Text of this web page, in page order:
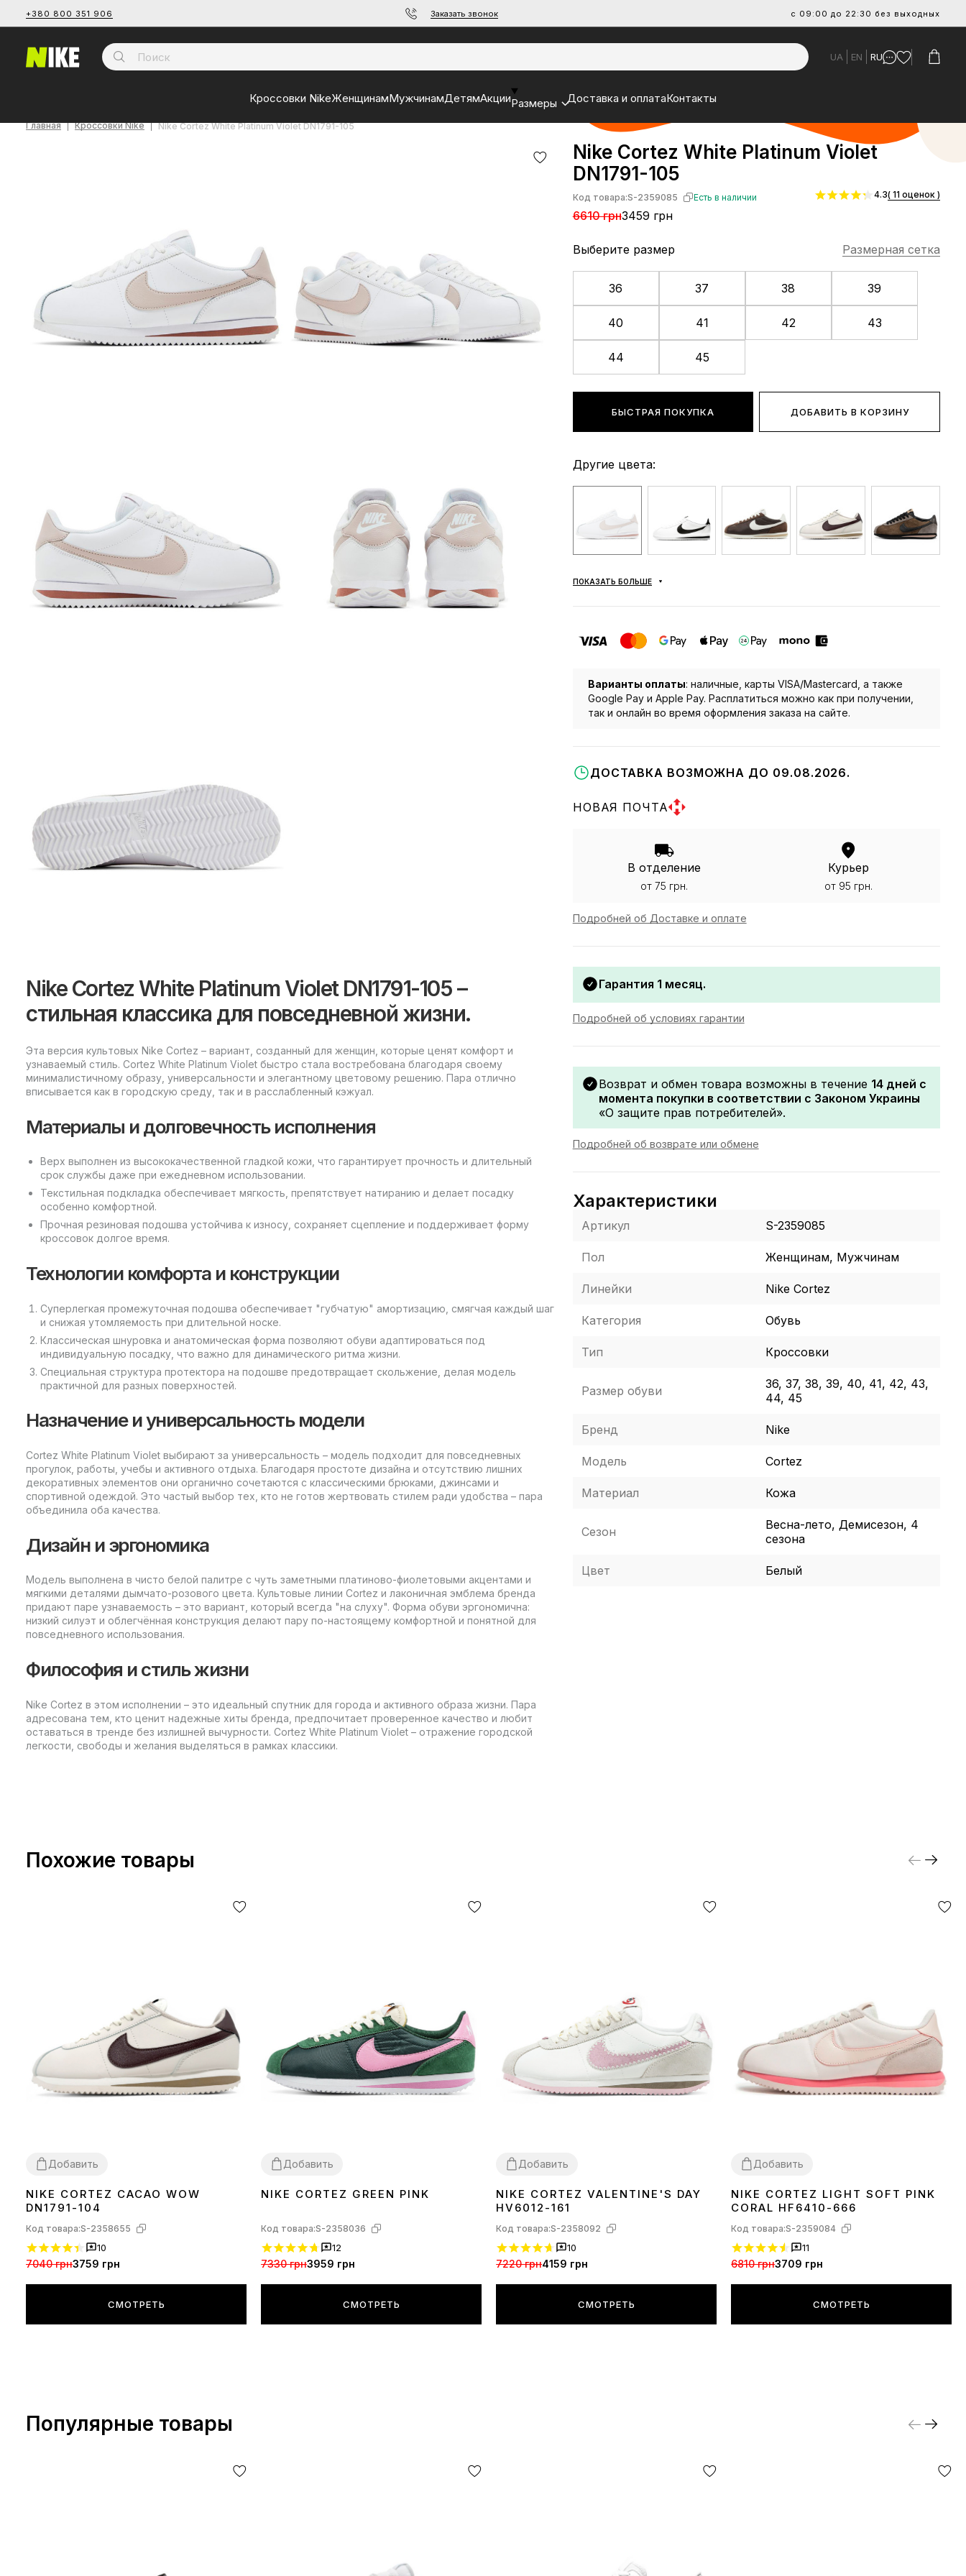
+380 800 351 906 Заказать звонок с 09:00 до 22:30 без выходных
UA EN RU
Кроссовки NikeЖенщинамМужчинамДетямАкцииРазмеры Доставка и оплатаКонтакты
Главная Кроссовки Nike Nike Cortez White Platinum Violet DN1791-105
Nike Cortez White Platinum Violet DN1791-105 –
стильная классика для повседневной жизни.
Эта версия культовых Nike Cortez – вариант, созданный для женщин, которые ценят комфорт и
узнаваемый стиль. Cortez White Platinum Violet быстро стала востребована благодаря своему
минималистичному образу, универсальности и элегантному цветовому решению. Пара отлично
вписывается как в городскую среду, так и в расслабленный кэжуал.
Материалы и долговечность исполнения
Верх выполнен из высококачественной гладкой кожи, что гарантирует прочность и длительный
срок службы даже при ежедневном использовании.
Текстильная подкладка обеспечивает мягкость, препятствует натиранию и делает посадку
особенно комфортной.
Прочная резиновая подошва устойчива к износу, сохраняет сцепление и поддерживает форму
кроссовок долгое время.
Технологии комфорта и конструкции
Суперлегкая промежуточная подошва обеспечивает "губчатую" амортизацию, смягчая каждый шаг
и снижая утомляемость при длительной носке.
Классическая шнуровка и анатомическая форма позволяют обуви адаптироваться под
индивидуальную посадку, что важно для динамического ритма жизни.
Специальная структура протектора на подошве предотвращает скольжение, делая модель
практичной для разных поверхностей.
Назначение и универсальность модели
Cortez White Platinum Violet выбирают за универсальность – модель подходит для повседневных
прогулок, работы, учебы и активного отдыха. Благодаря простоте дизайна и отсутствию лишних
декоративных элементов они органично сочетаются с классическими брюками, джинсами и
спортивной одеждой. Это частый выбор тех, кто не готов жертвовать стилем ради удобства – пара
объединила оба качества.
Дизайн и эргономика
Модель выполнена в чисто белой палитре с чуть заметными платиново-фиолетовыми акцентами и
мягкими деталями дымчато-розового цвета. Культовые линии Cortez и лаконичная эмблема бренда
придают паре узнаваемость – это вариант, который всегда "на слуху". Форма обуви эргономична:
низкий силуэт и облегчённая конструкция делают пару по-настоящему комфортной и понятной для
повседневного использования.
Философия и стиль жизни
Nike Cortez в этом исполнении – это идеальный спутник для города и активного образа жизни. Пара
адресована тем, кто ценит надежные хиты бренда, предпочитает проверенное качество и любит
оставаться в тренде без излишней вычурности. Cortez White Platinum Violet – отражение городской
легкости, свободы и желания выделяться в рамках классики.
Nike Cortez White Platinum Violet
DN1791-105
Код товара:S-2359085 Есть в наличии
6610 грн3459 грн
4.3( 11 оценок )
Выберите размер Размерная сетка
36 37 38 39
40 41 42 43
44 45
БЫСТРАЯ ПОКУПКА ДОБАВИТЬ В КОРЗИНУ
Другие цвета:
ПОКАЗАТЬ БОЛЬШЕ
Варианты оплаты: наличные, карты VISA/Mastercard, а также
Google Pay и Apple Pay. Расплатиться можно как при получении,
так и онлайн во время оформления заказа на сайте.
ДОСТАВКА ВОЗМОЖНА ДО 09.08.2026.
НОВАЯ ПОЧТА
В отделение
от 75 грн.
Курьер
от 95 грн.
Подробней об Доставке и оплате
Гарантия 1 месяц.
Подробней об условиях гарантии
Возврат и обмен товара возможны в течение 14 дней с
момента покупки в соответствии с Законом Украины
«О защите прав потребителей».
Подробней об возврате или обмене
Характеристики
Артикул S-2359085
Пол Женщинам, Мужчинам
Линейки Nike Cortez
Категория Обувь
Тип Кроссовки
Размер обуви
36, 37, 38, 39, 40, 41, 42, 43,
44, 45
Бренд Nike
Модель Cortez
Материал Кожа
Сезон
Весна-лето, Демисезон, 4
сезона
Цвет Белый
Похожие товары
Добавить
3637 383940 41424344
NIKE CORTEZ CACAO WOW
DN1791-104
Код товара:S-2358655
10
7040 грн3759 грн
СМОТРЕТЬ
Добавить
3637 3839
NIKE CORTEZ GREEN PINK
Код товара:S-2358036
12
7330 грн3959 грн
СМОТРЕТЬ
Добавить
3839 40
NIKE CORTEZ VALENTINE'S DAY
HV6012-161
Код товара:S-2358092
10
7220 грн4159 грн
СМОТРЕТЬ
Добавить
3637 38394041
NIKE CORTEZ LIGHT SOFT PINK
CORAL HF6410-666
Код товара:S-2359084
11
6810 грн3709 грн
СМОТРЕТЬ
Популярные товары